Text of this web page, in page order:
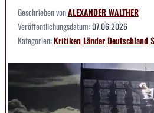
Geschrieben vonALEXANDER WALTHER
Veröffentlichungsdatum:07.06.2026
Kategorien:KritikenLänderDeutschland